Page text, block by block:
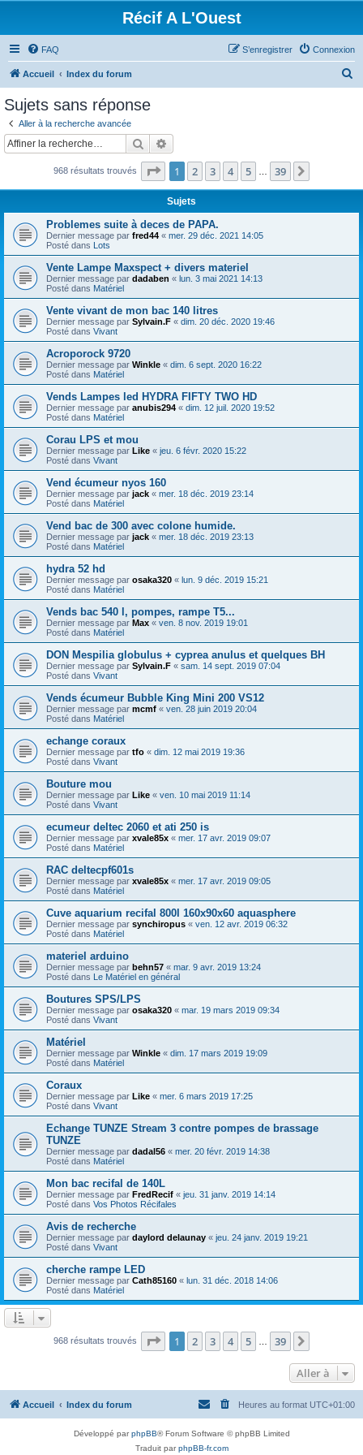
Récif A L'Ouest
FAQ Connexion
S’enregistrer
Accueil Index du forum
c
Sujets sans réponse
Aller à la recherche avancée
Rechercher
968 résultats trouvés Page 1sur39
1 2 3 4 5 39
Sujets
Problemes suite à deces de PAPA.
Dernier message par fred44 « mer. 29 déc. 2021 14:05
Posté dans Lots
Vente Lampe Maxspect + divers materiel
Dernier message par dadaben « lun. 3 mai 2021 14:13
Posté dans Matériel
Vente vivant de mon bac 140 litres
Dernier message par Sylvain.F « dim. 20 déc. 2020 19:46
Posté dans Vivant
Acroporock 9720
Dernier message par Winkle « dim. 6 sept. 2020 16:22
Posté dans Matériel
Vends Lampes led HYDRA FIFTY TWO HD
Dernier message par anubis294 « dim. 12 juil. 2020 19:52
Posté dans Matériel
Corau LPS et mou
Dernier message par Like « jeu. 6 févr. 2020 15:22
Posté dans Vivant
Vend écumeur nyos 160
Dernier message par jack « mer. 18 déc. 2019 23:14
Posté dans Matériel
Vend bac de 300 avec colone humide.
Dernier message par jack « mer. 18 déc. 2019 23:13
Posté dans Matériel
hydra 52 hd
Dernier message par osaka320 « lun. 9 déc. 2019 15:21
Posté dans Matériel
Vends bac 540 l, pompes, rampe T5...
Dernier message par Max « ven. 8 nov. 2019 19:01
Posté dans Matériel
DON Mespilia globulus + cyprea anulus et quelques BH
Dernier message par Sylvain.F « sam. 14 sept. 2019 07:04
Posté dans Vivant
Vends écumeur Bubble King Mini 200 VS12
Dernier message par mcmf « ven. 28 juin 2019 20:04
Posté dans Matériel
echange coraux
Dernier message par tfo « dim. 12 mai 2019 19:36
Posté dans Vivant
Bouture mou
Dernier message par Like « ven. 10 mai 2019 11:14
Posté dans Vivant
ecumeur deltec 2060 et ati 250 is
Dernier message par xvale85x « mer. 17 avr. 2019 09:07
Posté dans Matériel
RAC deltecpf601s
Dernier message par xvale85x « mer. 17 avr. 2019 09:05
Posté dans Matériel
Cuve aquarium recifal 800l 160x90x60 aquasphere
Dernier message par synchiropus « ven. 12 avr. 2019 06:32
Posté dans Matériel
materiel arduino
Dernier message par behn57 « mar. 9 avr. 2019 13:24
Posté dans Le Matériel en général
Boutures SPS/LPS
Dernier message par osaka320 « mar. 19 mars 2019 09:34
Posté dans Vivant
Matériel
Dernier message par Winkle « dim. 17 mars 2019 19:09
Posté dans Matériel
Coraux
Dernier message par Like « mer. 6 mars 2019 17:25
Posté dans Vivant
Echange TUNZE Stream 3 contre pompes de brassage
TUNZE
Dernier message par dadal56 « mer. 20 févr. 2019 14:38
Posté dans Matériel
Mon bac recifal de 140L
Dernier message par FredRecif « jeu. 31 janv. 2019 14:14
Posté dans Vos Photos Récifales
Avis de recherche
Dernier message par daylord delaunay « jeu. 24 janv. 2019 19:21
Posté dans Vivant
cherche rampe LED
Dernier message par Cath85160 « lun. 31 déc. 2018 14:06
Posté dans Matériel
968 résultats trouvés Page 1sur39
1 2 3 4 5 39
Aller à
Accueil Index du forum Heures au format UTC+01:00
Développé parphpBB® Forum Software © phpBB Limited
Traduit parphpBB-fr.com